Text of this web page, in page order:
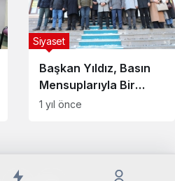
Başkan Yıldız, Basın
Mensuplarıyla Bir
Araya Geldi
Siyaset
1 yıl önce